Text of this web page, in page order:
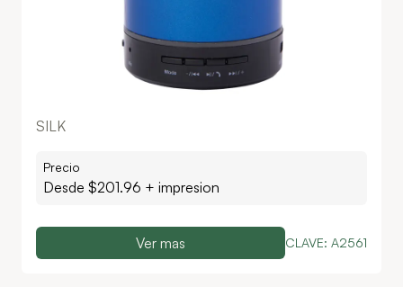
SILK
Precio
Desde $201.96 + impresion
Ver mas CLAVE: A2561